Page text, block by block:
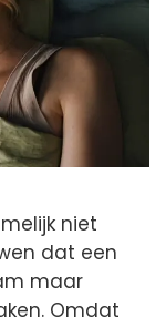
niet
dat een
maar
Omdat